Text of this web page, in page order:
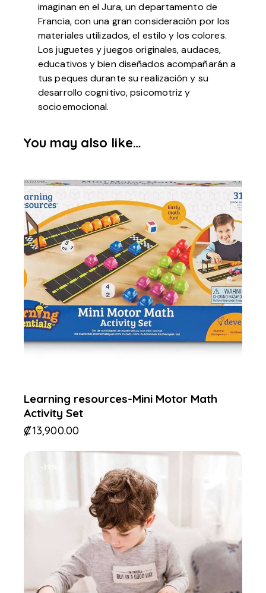
imaginan en el Jura, un departamento de
Francia, con una gran consideración por los
materiales utilizados, el estilo y los colores.
Los juguetes y juegos originales, audaces,
educativos y bien diseñados acompañarán a
tus peques durante su realización y su
desarrollo cognitivo, psicomotriz y
socioemocional.
You may also like…
Learning resources-Mini Motor Math
Activity Set
₡13,900.00
-39%